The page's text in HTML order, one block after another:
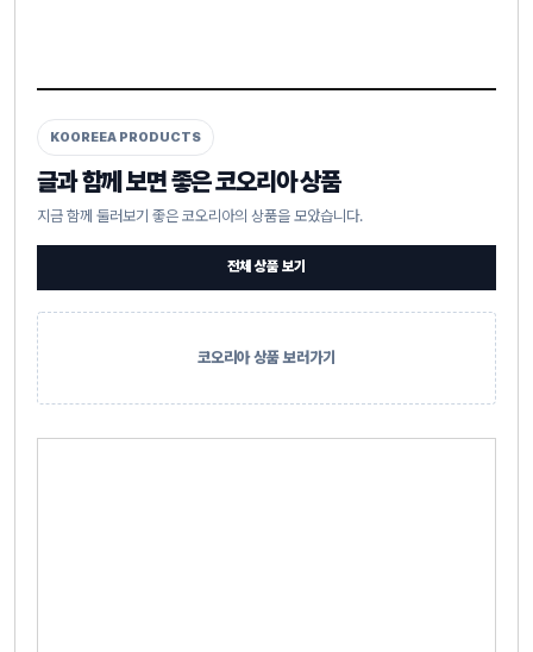
KOOREEA PRODUCTS
글과 함께 보면 좋은 코오리아 상품
지금 함께 둘러보기 좋은 코오리아의 상품을 모았습니다.
전체 상품 보기
코오리아 상품 보러가기